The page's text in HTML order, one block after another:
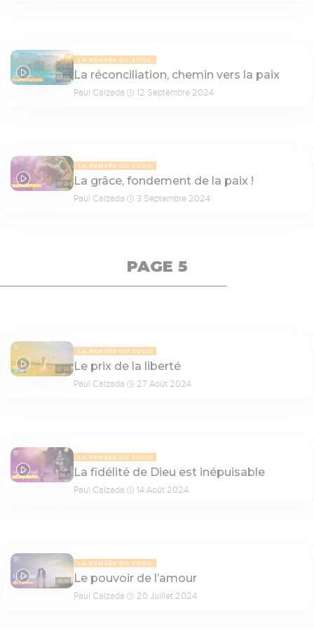
07:32
LA PENSÉE DU JOUR
La réconciliation, chemin vers la paix
Paul Calzada 12 Septembre 2024
07:29
LA PENSÉE DU JOUR
La grâce, fondement de la paix !
Paul Calzada 3 Septembre 2024
PAGE 5
07:25
LA PENSÉE DU JOUR
Le prix de la liberté
Paul Calzada 27 Août 2024
08:11
LA PENSÉE DU JOUR
La fidélité de Dieu est inépuisable
Paul Calzada 14 Août 2024
08:48
LA PENSÉE DU JOUR
Le pouvoir de l’amour
Paul Calzada 20 Juillet 2024